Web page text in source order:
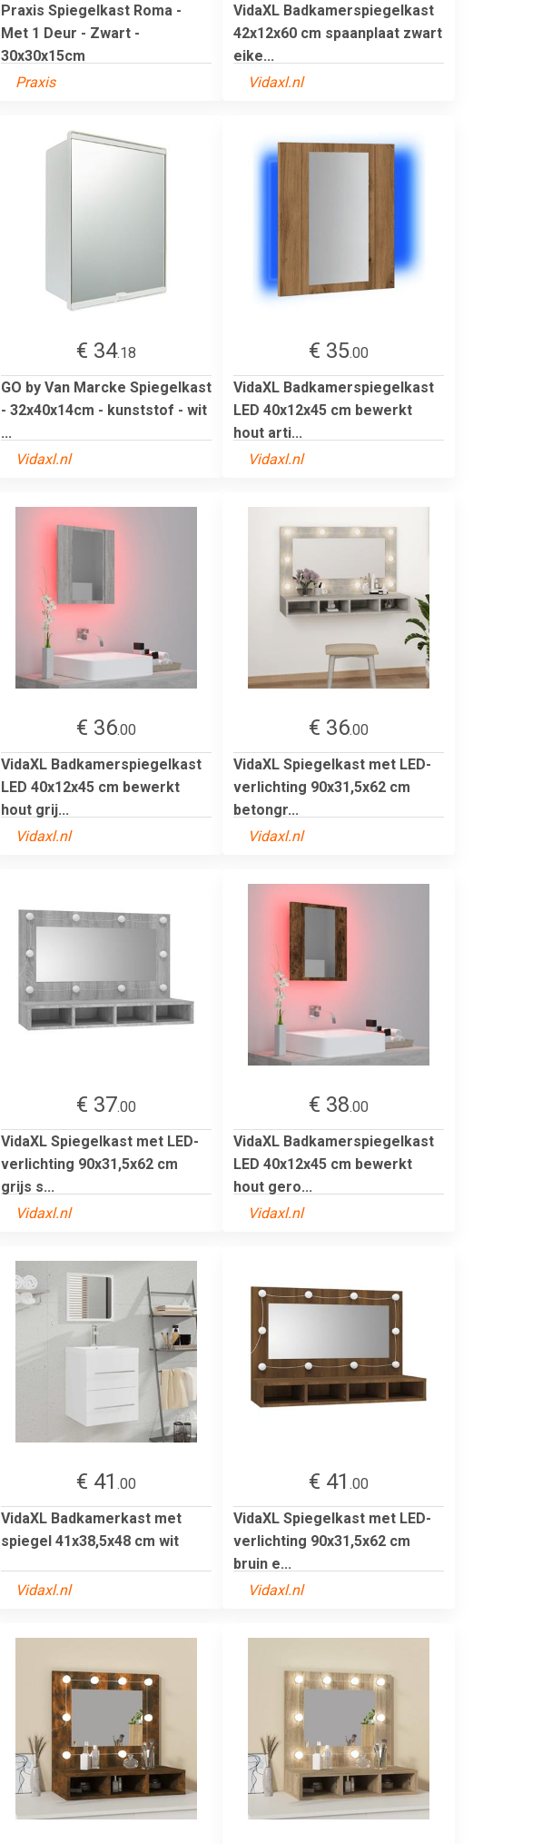
Praxis Spiegelkast Roma -
Met 1 Deur - Zwart -
30x30x15cm
Praxis
VidaXL Badkamerspiegelkast
42x12x60 cm spaanplaat zwart
eike...
Vidaxl.nl
€ 34.18
GO by Van Marcke Spiegelkast
- 32x40x14cm - kunststof - wit
...
Vidaxl.nl
€ 35.00
VidaXL Badkamerspiegelkast
LED 40x12x45 cm bewerkt
hout arti...
Vidaxl.nl
€ 36.00
VidaXL Badkamerspiegelkast
LED 40x12x45 cm bewerkt
hout grij...
Vidaxl.nl
€ 36.00
VidaXL Spiegelkast met LED-
verlichting 90x31,5x62 cm
betongr...
Vidaxl.nl
€ 37.00
VidaXL Spiegelkast met LED-
verlichting 90x31,5x62 cm
grijs s...
Vidaxl.nl
€ 38.00
VidaXL Badkamerspiegelkast
LED 40x12x45 cm bewerkt
hout gero...
Vidaxl.nl
€ 41 .00
VidaXL Badkamerkast met
spiegel 41x38,5x48 cm wit
Vidaxl.nl
€ 41 .00
VidaXL Spiegelkast met LED-
verlichting 90x31,5x62 cm
bruin e...
Vidaxl.nl